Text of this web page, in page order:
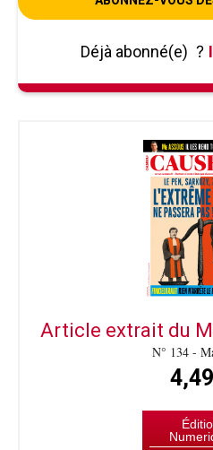
Déjà abonné(e) ?
Article extrait du
N° 134 -